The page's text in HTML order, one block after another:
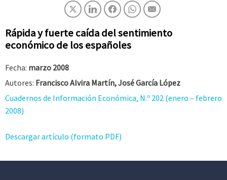
Rápida y fuerte caída del sentimiento
económico de los españoles
Fecha: marzo 2008
Autores: Francisco Alvira Martín, José García López
Cuadernos de Información Económica, N.º 202 (enero – febrero
2008)
Descargar artículo (formato PDF)